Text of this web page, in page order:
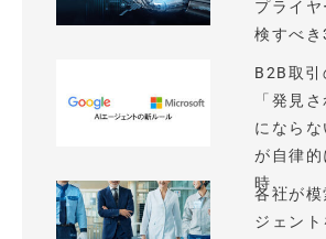
プライ
検すべき
B2B取引
「発見
になら
が自律的
時...
各社が
ジェン